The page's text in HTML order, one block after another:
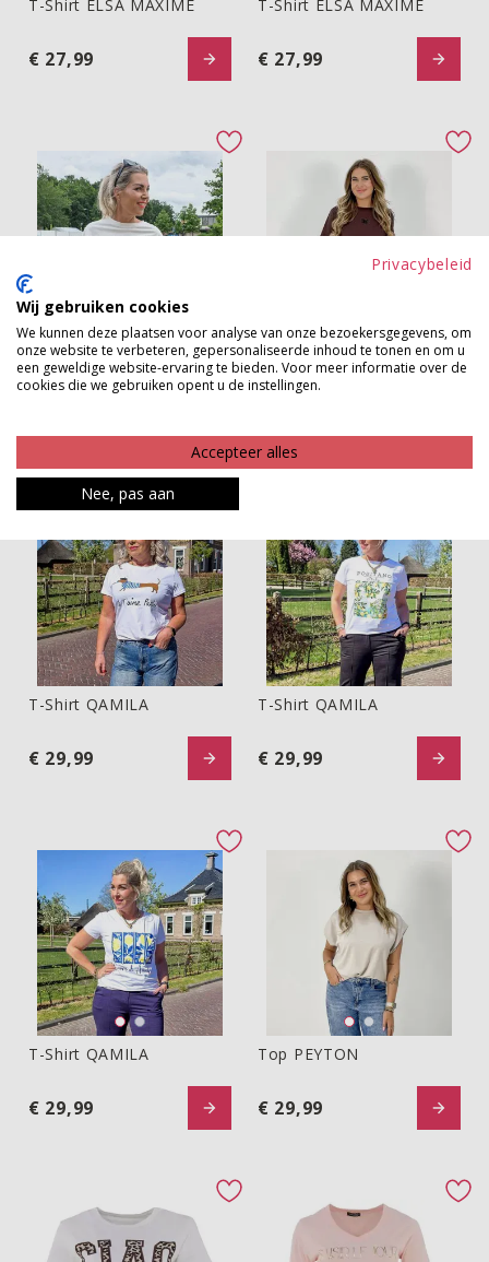
T-Shirt ELSA MAXIME
T-Shirt ELSA MAXIME
€ 27,99
T-Shirt ELSA MAXIME
T-Shirt ELSA MAXIME
€ 27,99
favorite button
T-Shirt ELSA MAXIME
T-Shirt ELSA MAXIME T-shirt QATIE
T-Shirt QATIE
T-shirt QAMILA
T-Shirt QAMILA
€ 29,99
T-shirt QAMILA
T-Shirt QAMILA
€ 29,99
favorite button
T-shirt QAMILA
T-Shirt QAMILA
€ 29,99
Top PEYTON
Top PEYTON
€ 29,99
favorite button
Privacybeleid
Wij gebruiken cookies
We kunnen deze plaatsen voor analyse van onze bezoekersgegevens, om
onze website te verbeteren, gepersonaliseerde inhoud te tonen en om u
een geweldige website-ervaring te bieden. Voor meer informatie over de
cookies die we gebruiken opent u de instellingen.
Accepteer alles
Nee, pas aan